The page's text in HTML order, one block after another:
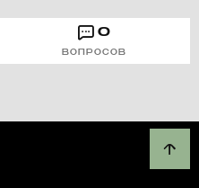
0
ВОПРОСОВ